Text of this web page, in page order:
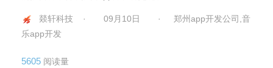
燚轩科技 · 09月10日 ·
郑州app开发公司,音
乐app开发
5605 阅读量